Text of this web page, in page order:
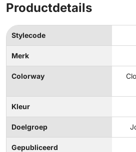
Productdetails
Stylecode
Merk
Colorway
Kleur
Doelgroep
Gepubliceerd